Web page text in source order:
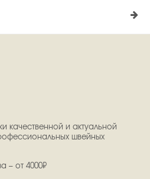
качественной и актуальной
швейных
– от 4000₽